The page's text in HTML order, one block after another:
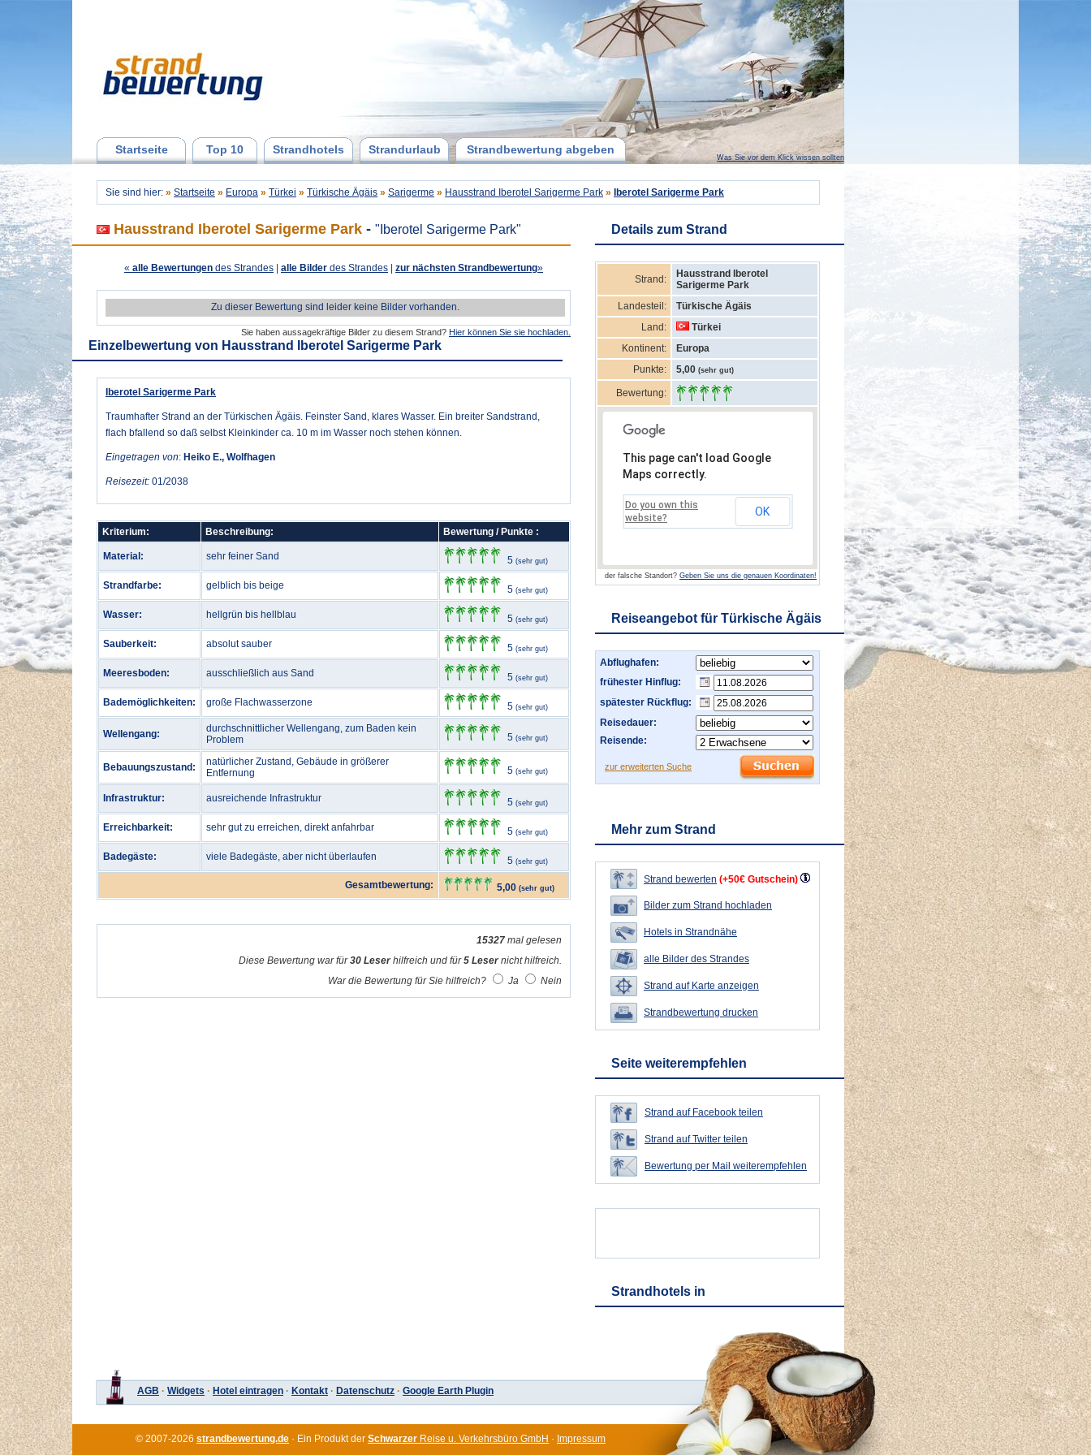
Startseite Top 10 Strandhotels Strandurlaub Strandbewertung abgeben
Was Sie vor dem Klick wissen sollten
Sie sind hier: » Startseite » Europa » Türkei » Türkische Ägäis » Sarigerme » Hausstrand Iberotel Sarigerme Park » Iberotel Sarigerme Park
Hausstrand Iberotel Sarigerme Park - "Iberotel Sarigerme Park"
« alle Bewertungen des Strandes alle Bilder des Strandes zur nächsten Strandbewertung»
Zu dieser Bewertung sind leider keine Bilder vorhanden.
Sie haben aussagekräftige Bilder zu diesem Strand? Hier können Sie sie hochladen.
Einzelbewertung von Hausstrand Iberotel Sarigerme Park
Iberotel Sarigerme Park
Traumhafter Strand an der Türkischen Ägäis. Feinster Sand, klares Wasser. Ein breiter Sandstrand,
flach bfallend so daß selbst Kleinkinder ca. 10 m im Wasser noch stehen können.
Eingetragen von: Heiko E., Wolfhagen
Reisezeit: 01/2038
Kriterium: Beschreibung: Bewertung / Punkte :
Material: sehr feiner Sand 5 (sehr gut)
Strandfarbe: gelblich bis beige 5 (sehr gut)
Wasser: hellgrün bis hellblau 5 (sehr gut)
Sauberkeit: absolut sauber 5 (sehr gut)
Meeresboden: ausschließlich aus Sand 5 (sehr gut)
Bademöglichkeiten: große Flachwasserzone 5 (sehr gut)
Wellengang:
durchschnittlicher Wellengang, zum Baden kein
Problem
5 (sehr gut)
Bebauungszustand:
natürlicher Zustand, Gebäude in größerer
Entfernung
5 (sehr gut)
Infrastruktur: ausreichende Infrastruktur 5 (sehr gut)
Erreichbarkeit: sehr gut zu erreichen, direkt anfahrbar 5 (sehr gut)
Badegäste: viele Badegäste, aber nicht überlaufen 5 (sehr gut)
Gesamtbewertung: 5,00 (sehr gut)
15327 mal gelesen
Diese Bewertung war für30 Leserhilfreich und für5 Lesernicht hilfreich.
War die Bewertung für Sie hilfreich?
Ja Nein
Details zum Strand
Strand:
Hausstrand Iberotel
Sarigerme Park
Landesteil:
Türkische Ägäis
Land:
Türkei
Kontinent:
Europa
Punkte:
5,00 (sehr gut)
Bewertung:
This page can't load Google
Maps correctly.
Do you own this
website?
OK
der falsche Standort? Geben Sie uns die genauen Koordinaten!
Reiseangebot für Türkische Ägäis
Abflughafen:
frühester Hinflug:
spätester Rückflug:
Reisedauer:
Reisende:
zur erweiterten Suche
Mehr zum Strand
Strand bewerten (+50€ Gutschein)
Bilder zum Strand hochladen
Hotels in Strandnähe
alle Bilder des Strandes
Strand auf Karte anzeigen
Strandbewertung drucken
Seite weiterempfehlen
Strand auf Facebook teilen
Strand auf Twitter teilen
Bewertung per Mail weiterempfehlen
Strandhotels in
AGB · Widgets · Hotel eintragen · Kontakt · Datenschutz · Google Earth Plugin
© 2007-2026 strandbewertung.de · Ein Produkt der Schwarzer Reise u. Verkehrsbüro GmbH · Impressum